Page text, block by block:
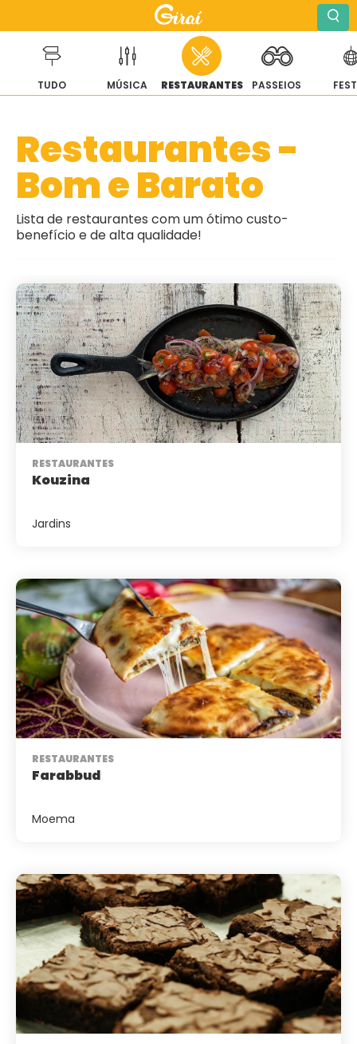
para
o
conteúdo
TUDO MÚSICA RESTAURANTES PASSEIOS
Restaurantes -
Bom e Barato
Lista de restaurantes com um ótimo custo-
benefício e de alta qualidade!
RESTAURANTES
Kouzina
Jardins
RESTAURANTES
Farabbud
Moema